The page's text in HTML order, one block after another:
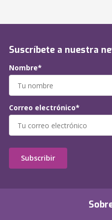
Suscríbete a nuestra
Nombre*
Correo electrónico*
Subscribir